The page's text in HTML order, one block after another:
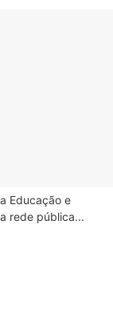
Educação e
rede pública...